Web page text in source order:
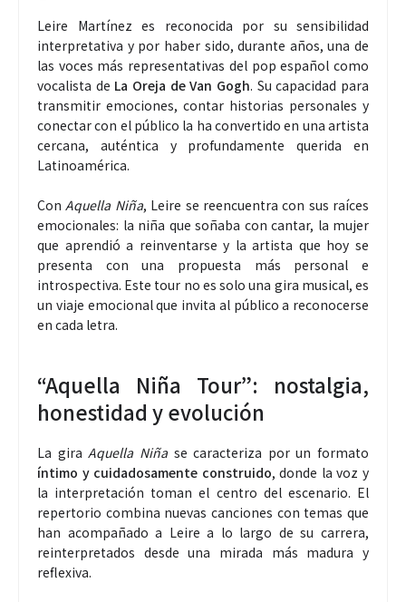
Leire Martínez es reconocida por su sensibilidad
interpretativa y por haber sido, durante años, una de
las voces más representativas del pop español como
vocalista de La Oreja de Van Gogh. Su capacidad para
transmitir emociones, contar historias personales y
conectar con el público la ha convertido en una artista
cercana, auténtica y profundamente querida en
Latinoamérica.
ConAquella Niña, Leire se reencuentra con sus raíces
emocionales: la niña que soñaba con cantar, la mujer
que aprendió a reinventarse y la artista que hoy se
presenta con una propuesta más personal e
introspectiva. Este tour no es solo una gira musical, es
un viaje emocional que invita al público a reconocerse
en cada letra.
“Aquella Niña Tour”: nostalgia,
honestidad y evolución
La giraAquella Niñase caracteriza por un formato
íntimo y cuidadosamente construido, donde la voz y
la interpretación toman el centro del escenario. El
repertorio combina nuevas canciones con temas que
han acompañado a Leire a lo largo de su carrera,
reinterpretados desde una mirada más madura y
reflexiva.